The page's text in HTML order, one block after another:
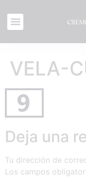
VELA-
Deja una
Tu dirección de
Los campos